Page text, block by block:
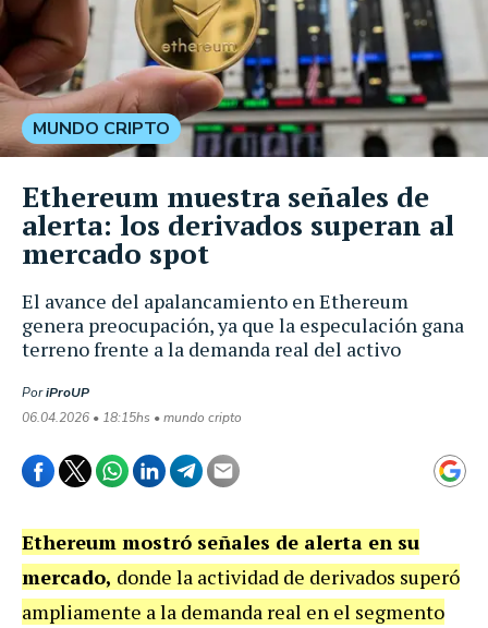
El avance del apalancamiento en Ethereum
genera preocupación, ya que la especulación gana
terreno frente a la demanda real del activo
PoriProUP
06.04.2026 • 18:15hs • mundo cripto
MUNDO CRIPTO
Ethereum muestra señales de
alerta: los derivados superan al
mercado spot
Ethereum mostró señales de alerta en su
mercado, donde la actividad de derivados superó
ampliamente a la demanda real en el segmento